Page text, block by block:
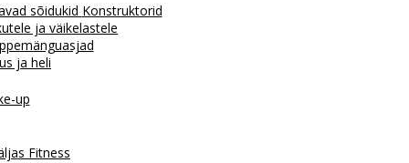
sõidukid Konstruktorid
ja väikelastele
ja heli
up
Fitness